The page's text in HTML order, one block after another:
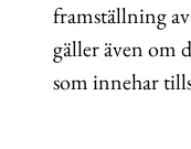
framställning
gäller även om
som innehar